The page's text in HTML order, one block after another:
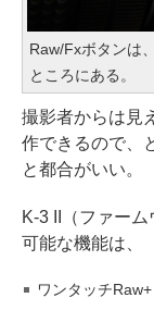
Raw/Fxボタンは
ところにある。
撮影者からは見
作できるので、
と都合がいい。
K-3 II（ファー
可能な機能は、
ワンタッチRaw+